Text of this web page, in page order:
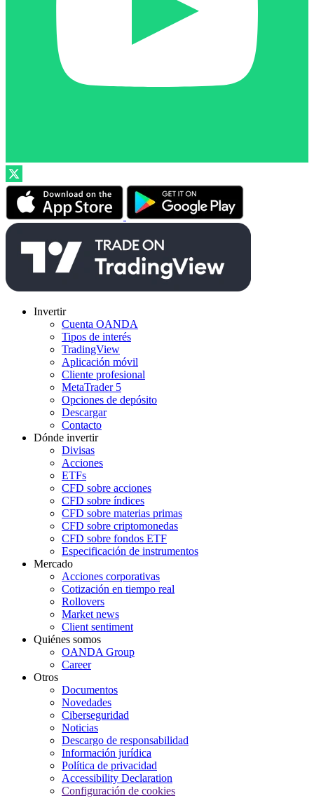
Invertir
Cuenta OANDA
Tipos de interés
TradingView
Aplicación móvil
Cliente profesional
MetaTrader 5
Opciones de depósito
Descargar
Contacto
Dónde invertir
Divisas
Acciones
ETFs
CFD sobre acciones
CFD sobre índices
CFD sobre materias primas
CFD sobre criptomonedas
CFD sobre fondos ETF
Especificación de instrumentos
Mercado
Acciones corporativas
Cotización en tiempo real
Rollovers
Market news
Client sentiment
Quiénes somos
OANDA Group
Career
Otros
Documentos
Novedades
Ciberseguridad
Noticias
Descargo de responsabilidad
Información jurídica
Política de privacidad
Accessibility Declaration
Configuración de cookies